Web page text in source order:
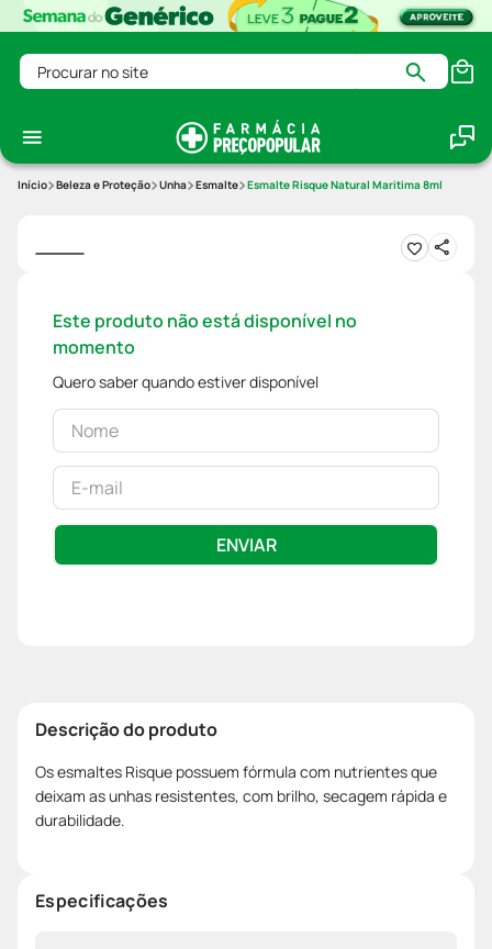
Procurar no site
Beleza e Proteção Unha Esmalte Esmalte Risque Natural Maritima 8ml
Este produto não está disponível no
momento
Quero saber quando estiver disponível
ENVIAR
Descrição do produto
Os esmaltes Risque possuem fórmula com nutrientes que
deixam as unhas resistentes, com brilho, secagem rápida e
durabilidade.
Especificações